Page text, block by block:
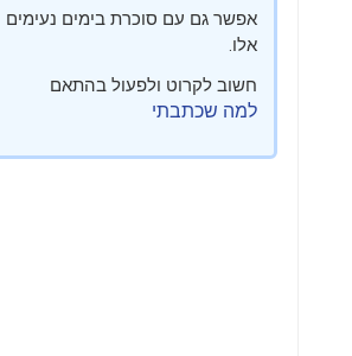
אפשר גם עם סוכרת בימים נעימים
אלו.
חשוב לקרוט ולפעול בהתאם
למה שכתבתי